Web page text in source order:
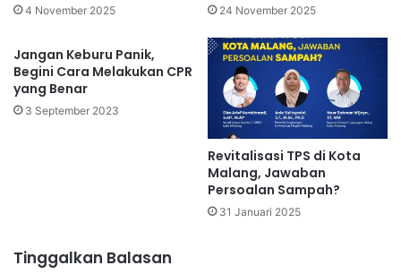
4 November 2025 24 November 2025
Jangan Keburu Panik,
Begini Cara Melakukan CPR
yang Benar
3 September 2023
Revitalisasi TPS di Kota
Malang, Jawaban
Persoalan Sampah?
31 Januari 2025
Tinggalkan Balasan